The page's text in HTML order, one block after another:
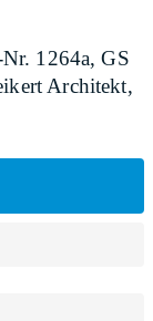
1264a, GS
Architekt,